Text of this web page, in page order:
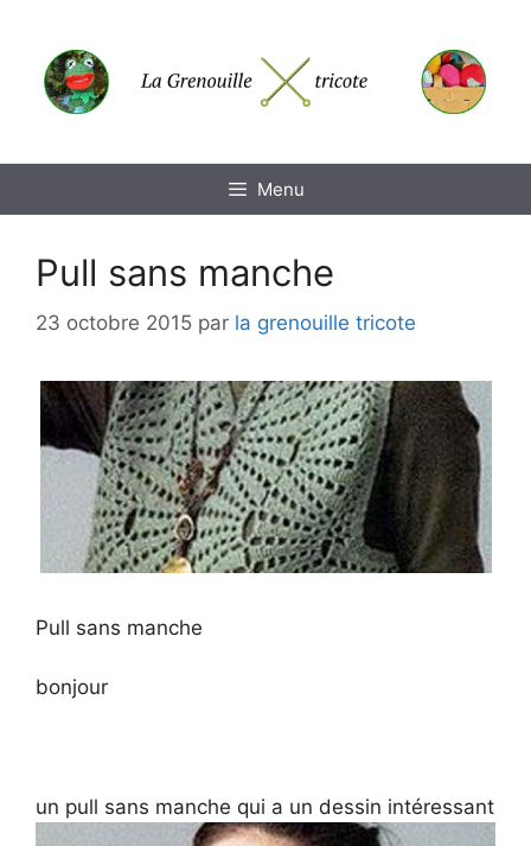
contenu
Menu
Pull sans manche
23 octobre 2015 par la grenouille tricote
Pull sans manche
bonjour
un pull sans manche qui a un dessin intéressant